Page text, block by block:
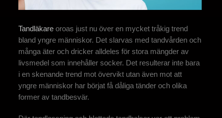
Tandläkareoroas just nu över en mycket tråkig trend
bland yngre människor. Det slarvas med tandvården och
många äter och dricker alldeles för stora mängder av
livsmedel som innehåller socker. Det resulterar inte bara
i en skenande trend mot övervikt utan även mot att
yngre människor har börjat få dåliga tänder och olika
former av tandbesvär.